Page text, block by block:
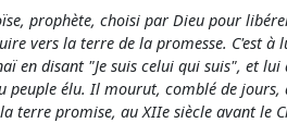
prophète, choisi par Dieu pour
vers la terre de la promesse. C'est à
en disant "Je suis celui qui suis", et lui
élu. Il mourut, comblé de jours,
terre promise, au XIIe siècle avant le